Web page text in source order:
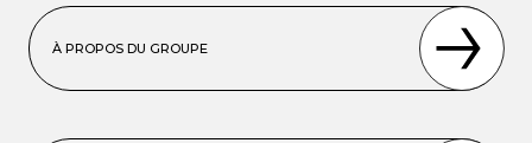
À PROPOS DU GROUPE